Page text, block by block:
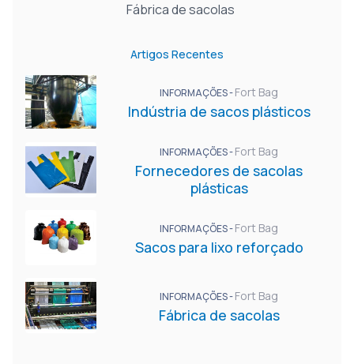
Fábrica de sacolas
Artigos Recentes
INFORMAÇÕES -Fort Bag
Indústria de sacos plásticos
INFORMAÇÕES -Fort Bag
Fornecedores de sacolas
plásticas
INFORMAÇÕES -Fort Bag
Sacos para lixo reforçado
INFORMAÇÕES -Fort Bag
Fábrica de sacolas